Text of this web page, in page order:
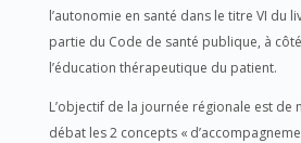
l’autonomie en santé dans le titre VI du
partie du Code de santé publique, à
l’éducation thérapeutique du patient.
L’objectif de la journée régionale est de
débat les 2 concepts «